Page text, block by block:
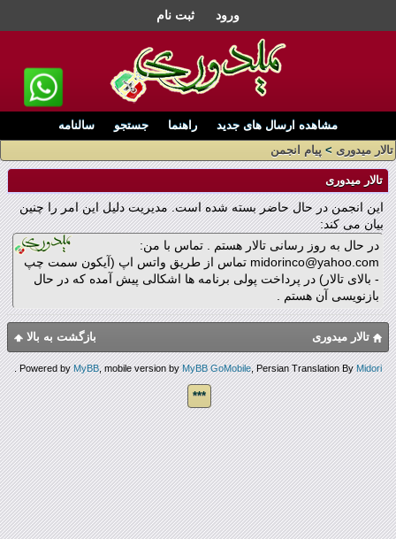
ورود ثبت نام
مشاهده ارسال های جدید راهنما جستجو
سالنامه
تالار میدوری > پیام انجمن
تالار میدوری
این انجمن در حال حاضر بسته شده است. مدیریت دلیل این امر را چنین
بیان می کند:
در حال به روز رسانی تالار هستم . تماس با من:
midorinco@yahoo.com تماس از طریق واتس اپ (آیکون سمت چپ
- بالای تالار) در پرداخت پولی برنامه ها اشکالی پیش آمده که در حال
بازنویسی آن هستم .
بازگشت به بالا تالار میدوری
Powered byMyBB, mobile version byMyBB GoMobile, Persian Translation ByMidori
.
***